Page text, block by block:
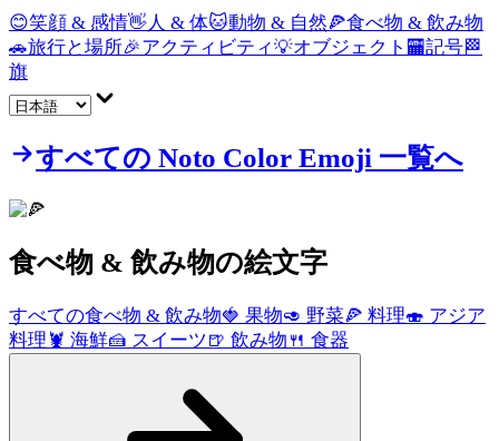
😊笑顔 & 感情👋 人 & 体🐱動物 & 自然🍕食べ物 & 飲み物
🚗旅行と場所🎉アクティビティ💡オブジェクト 🏧記号🏁
旗
すべての Noto Color Emoji 一覧へ
食べ物 & 飲み物の絵文字
すべての食べ物 & 飲み物🍓 果物🥑 野菜🍕 料理🍣 アジア
料理 🦞 海鮮🍰 スイーツ 🍺 飲み物 🍴 食器